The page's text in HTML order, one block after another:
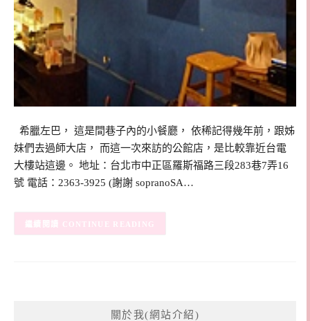
希臘左巴， 這是間巷子內的小餐廳， 依稀記得幾年前，跟姊
妹們去過師大店， 而這一次來訪的公館店，是比較靠近台電
大樓站這邊。 地址：台北市中正區羅斯福路三段283巷7弄16
號 電話：2363-3925 (謝謝 sopranoSA…
CONTINUE READING
關於我(網站介紹)